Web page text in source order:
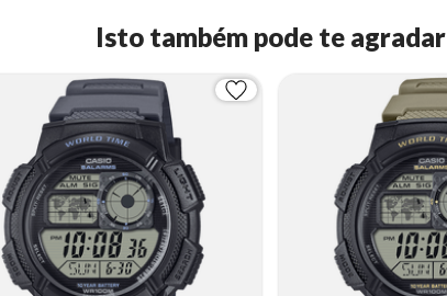
Isto também pode te agradar